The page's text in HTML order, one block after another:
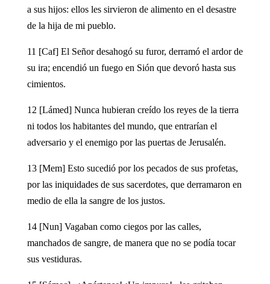
a sus hijos: ellos les sirvieron de alimento en el desastre
de la hija de mi pueblo.
11 [Caf] El Señor desahogó su furor, derramó el ardor de
su ira; encendió un fuego en Sión que devoró hasta sus
cimientos.
12 [Lámed] Nunca hubieran creído los reyes de la tierra
ni todos los habitantes del mundo, que entrarían el
adversario y el enemigo por las puertas de Jerusalén.
13 [Mem] Esto sucedió por los pecados de sus profetas,
por las iniquidades de sus sacerdotes, que derramaron en
medio de ella la sangre de los justos.
14 [Nun] Vagaban como ciegos por las calles,
manchados de sangre, de manera que no se podía tocar
sus vestiduras.